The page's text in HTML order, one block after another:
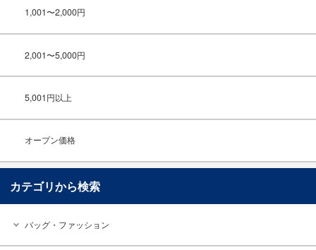
1,001〜2,000円
2,001〜5,000円
5,001円以上
オープン価格
カテゴリから検索
バッグ・ファッション